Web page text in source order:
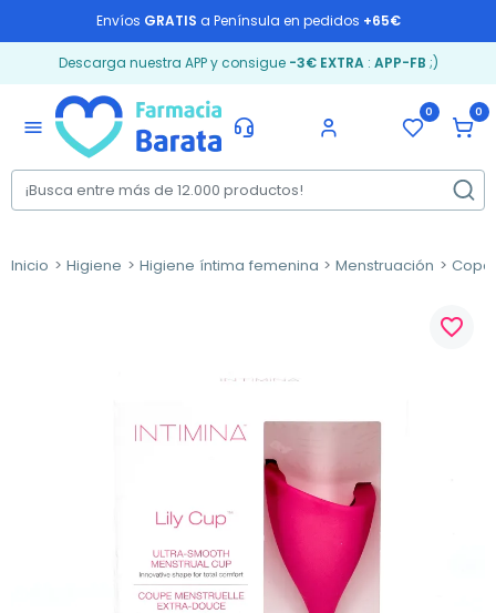
Envíos GRATIS a Península en pedidos +65€
Descarga nuestra APP y consigue -3€ EXTRA: APP-FB ;)
menu
0 0
Inicio Higiene Higiene íntima femenina Menstruación
favorite_border